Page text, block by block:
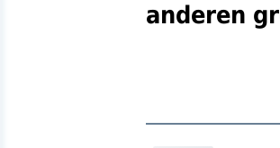
anderen